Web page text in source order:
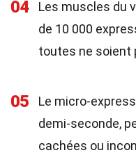
04
Les muscles du
de 10 000
toutes ne soient
05
Le micro-
demi-seconde,
cachées ou